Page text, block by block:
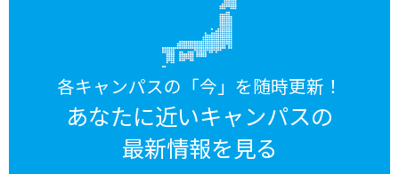
各キャンパスの「今」を随時更新！
あなたに近いキャンパスの
最新情報を見る